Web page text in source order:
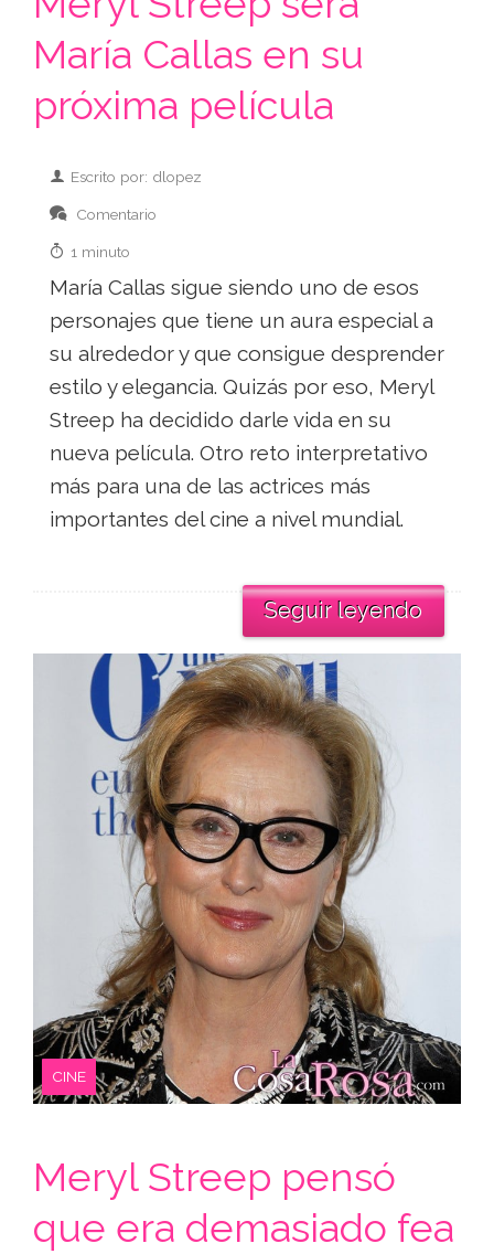
María Callas en su
próxima película
Escrito por: dlopez
Comentario
1 minuto
María Callas sigue siendo uno de esos
personajes que tiene un aura especial a
su alrededor y que consigue desprender
estilo y elegancia. Quizás por eso, Meryl
Streep ha decidido darle vida en su
nueva película. Otro reto interpretativo
más para una de las actrices más
importantes del cine a nivel mundial.
Seguir leyendo
CINE
Meryl Streep pensó
que era demasiado fea